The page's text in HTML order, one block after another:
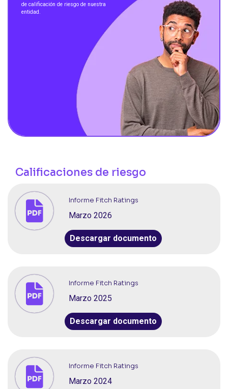
de calificación de riesgo de nuestra
entidad.
Calificaciones de riesgo
Informe Fitch Ratings
Marzo 2026
Descargar documento
Informe Fitch Ratings
Marzo 2025
Descargar documento
Informe Fitch Ratings
Marzo 2024